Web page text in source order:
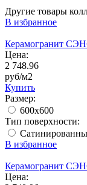
Другие товары
В избранное
Керамогранит
Цена:
2 748.96
руб/м2
Купить
Размер:
600x600
Тип поверхности:
В избранное
Керамогранит
Цена: